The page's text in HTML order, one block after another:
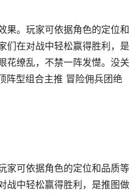
果。玩家可依据角色的定位和
们在对战中轻松赢得胜利，是
花缭乱，不禁一阵发憷。没关
阵型组合主推 冒险佣兵团绝
家可依据角色的定位和品质等
战中轻松赢得胜利，是推图做